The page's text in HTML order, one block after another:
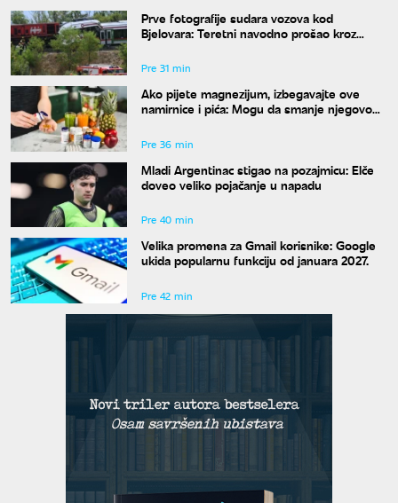
Prve fotografije sudara vozova kod
Bjelovara: Teretni navodno prošao kroz
Pre 31 min
Ako pijete magnezijum, izbegavajte ove
namirnice i pića: Mogu da smanje njegovo
Pre 36 min
Mladi Argentinac stigao na pozajmicu: Elče
doveo veliko pojačanje u napadu
Pre 40 min
Velika promena za Gmail korisnike: Google
ukida popularnu funkciju od januara 2027.
Pre 42 min